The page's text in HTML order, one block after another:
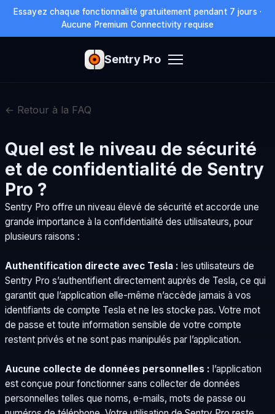
Essayez chaque fonctionnalité gratuitement pendant 7 jours ·
Aucune Premium Connectivity requise
Sentry Pro
← Retour à la FAQ
Quel est le niveau de sécurité
et de confidentialité de Sentry
Pro ?
Sentry Pro offre un niveau élevé de sécurité et accorde une
grande importance à la confidentialité des utilisateurs, pour
plusieurs raisons :
Authentification directe avec Tesla : les utilisateurs de
Sentry Pro s’authentifient directement auprès de Tesla, ce qui
garantit que l’application elle-même n’accède jamais à vos
identifiants de compte Tesla et ne les stocke pas. Votre mot
de passe et toute information sensible de votre compte
restent privés et ne sont pas manipulés par l’application.
Aucune collecte de données personnelles : l’application
est conçue pour fonctionner sans collecter de données
personnelles telles que noms, e-mails, mots de passe ou